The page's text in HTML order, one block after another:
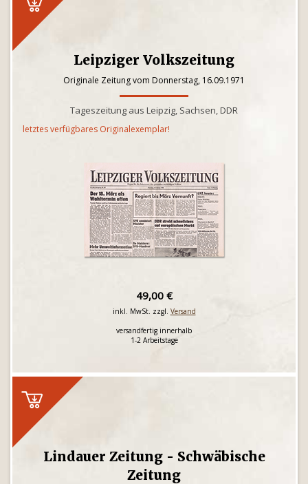
Leipziger Volkszeitung
Originale Zeitung vom Donnerstag, 16.09.1971
Tageszeitung aus Leipzig, Sachsen, DDR
letztes verfügbares Originalexemplar!
49,00 €
inkl. MwSt. zzgl. Versand
versandfertig innerhalb
1-2 Arbeitstage
Lindauer Zeitung - Schwäbische
Zeitung